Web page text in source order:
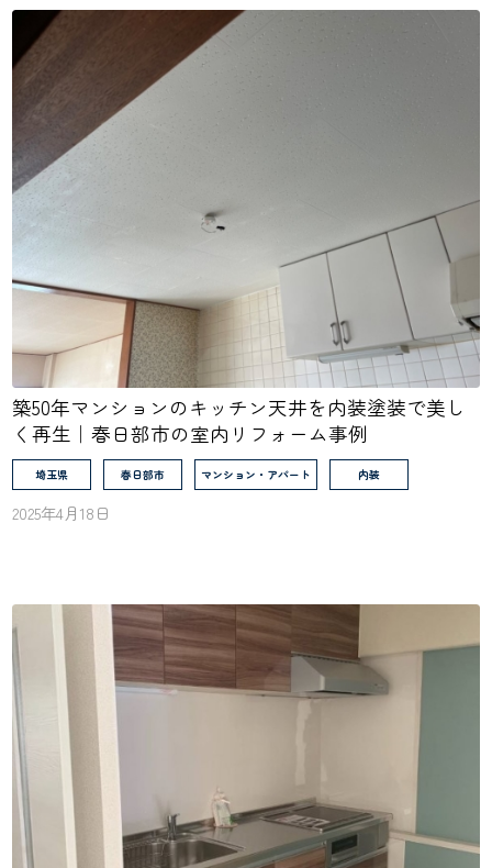
築50年マンションのキッチン天井を内装塗装で美し
く再生｜春日部市の室内リフォーム事例
埼玉県 春日部市 マンション・アパート 内装
2025年4月18日